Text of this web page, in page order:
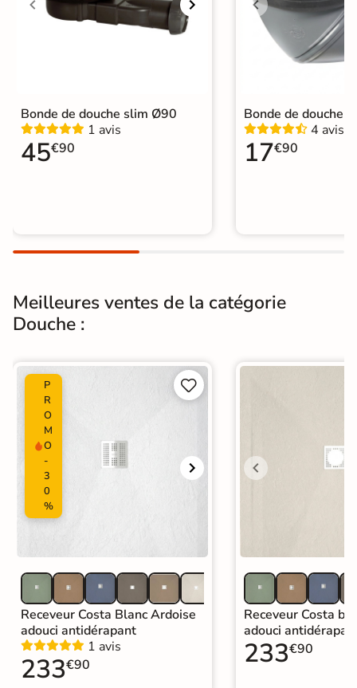
évacuation
Bonde centrale ou latérale
Diametre de la
bonde
Sur mesure
Origine
Bonde de douche slim Ø90
1 avis
45€90
Bonde de douche
4 avis
17€90
Meilleures ventes de la catégorie
Douche :
P
R
O
M
O
-
3
0
%


Receveur Costa Blanc Ardoise
adouci antidérapant
1 avis
233€90
Receveur Costa
adouci
233€90